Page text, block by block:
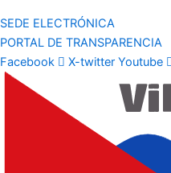
SEDE ELECTRÓNICA
PORTAL DE TRANSPARENCIA
Facebook
X-twitter Youtube